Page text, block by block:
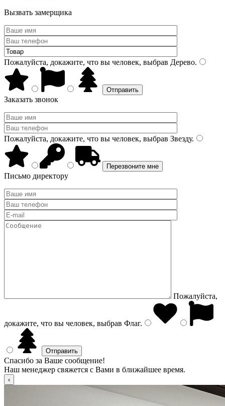
Вызвать замерщика
Пожалуйста, докажите, что вы человек, выбрав Дерево.
Заказать звонок
Пожалуйста, докажите, что вы человек, выбрав Звезду.
Письмо директору
Пожалуйста,
докажите, что вы человек, выбрав Флаг.
Спасибо за Ваше сообщение!
Наш менеджер свяжется с Вами в ближайшее время.